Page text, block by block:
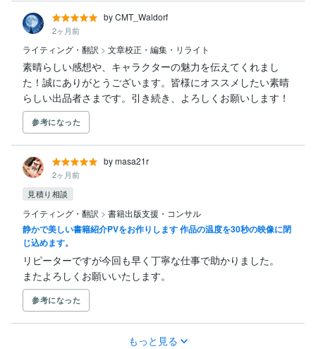
by CMT_Waldorf
2ヶ月前
ライティング・翻訳 > 文章校正・編集・リライト
素晴らしい感想や、キャラクターの魅力を伝えてくれまし
た！誠にありがとうございます。皆様にオススメしたい素晴
らしい出品者さまです。引き続き、よろしくお願いします！
参考になった
by masa21r
2ヶ月前
見積り相談
ライティング・翻訳 > 書籍出版支援・コンサル
静かで美しい書籍紹介PVをお作りします 作品の温度を30秒の映像に閉
じ込めます。
リピーターですが今回も早く丁寧な仕事で助かりました。
またよろしくお願いいたします。
参考になった
もっと見る